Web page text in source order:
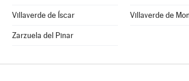
Villaverde de Íscar Villaverde de
Zarzuela del Pinar